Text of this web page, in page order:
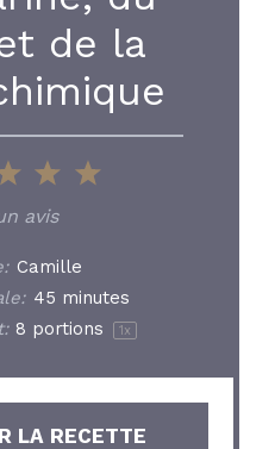
de la
5
4
3
Stars
avis
Camille
45 minutes
8 portions 1x
LA RECETTE